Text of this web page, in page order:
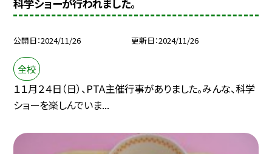
科学ショーが行われました。
公開日 2024/11/26 更新日 2024/11/26
全校
１１月２４日（日）、PTA主催行事がありました。みんな、科学
ショーを楽しんでいま...